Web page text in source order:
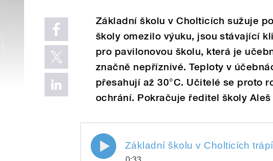
Základní školu v Cholticích sužuje
školy omezilo výuku, jsou stávající
pro pavilonovou školu, která je
značně nepříznivé. Teploty v
přesahují až 30°C. Učitelé se proto
ochrání. Pokračuje ředitel školy Aleš
Základní školu v Cholticích